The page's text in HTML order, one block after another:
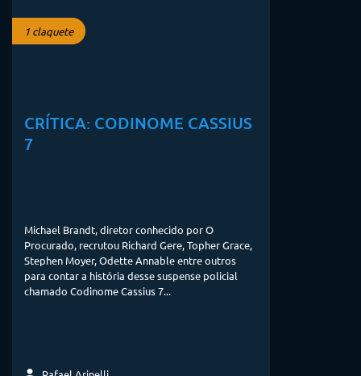
1 claquete
CRÍTICA: CODINOME CASSIUS
7
Michael Brandt, diretor conhecido por O
Procurado, recrutou Richard Gere, Topher Grace,
Stephen Moyer, Odette Annable entre outros
para contar a história desse suspense policial
chamado Codinome Cassius 7...